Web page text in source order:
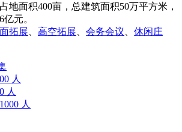
地面积400亩，总建筑面积50万平方米，
元。
拓展 高空拓展 会务会议
休闲庄
人
人
1000 人